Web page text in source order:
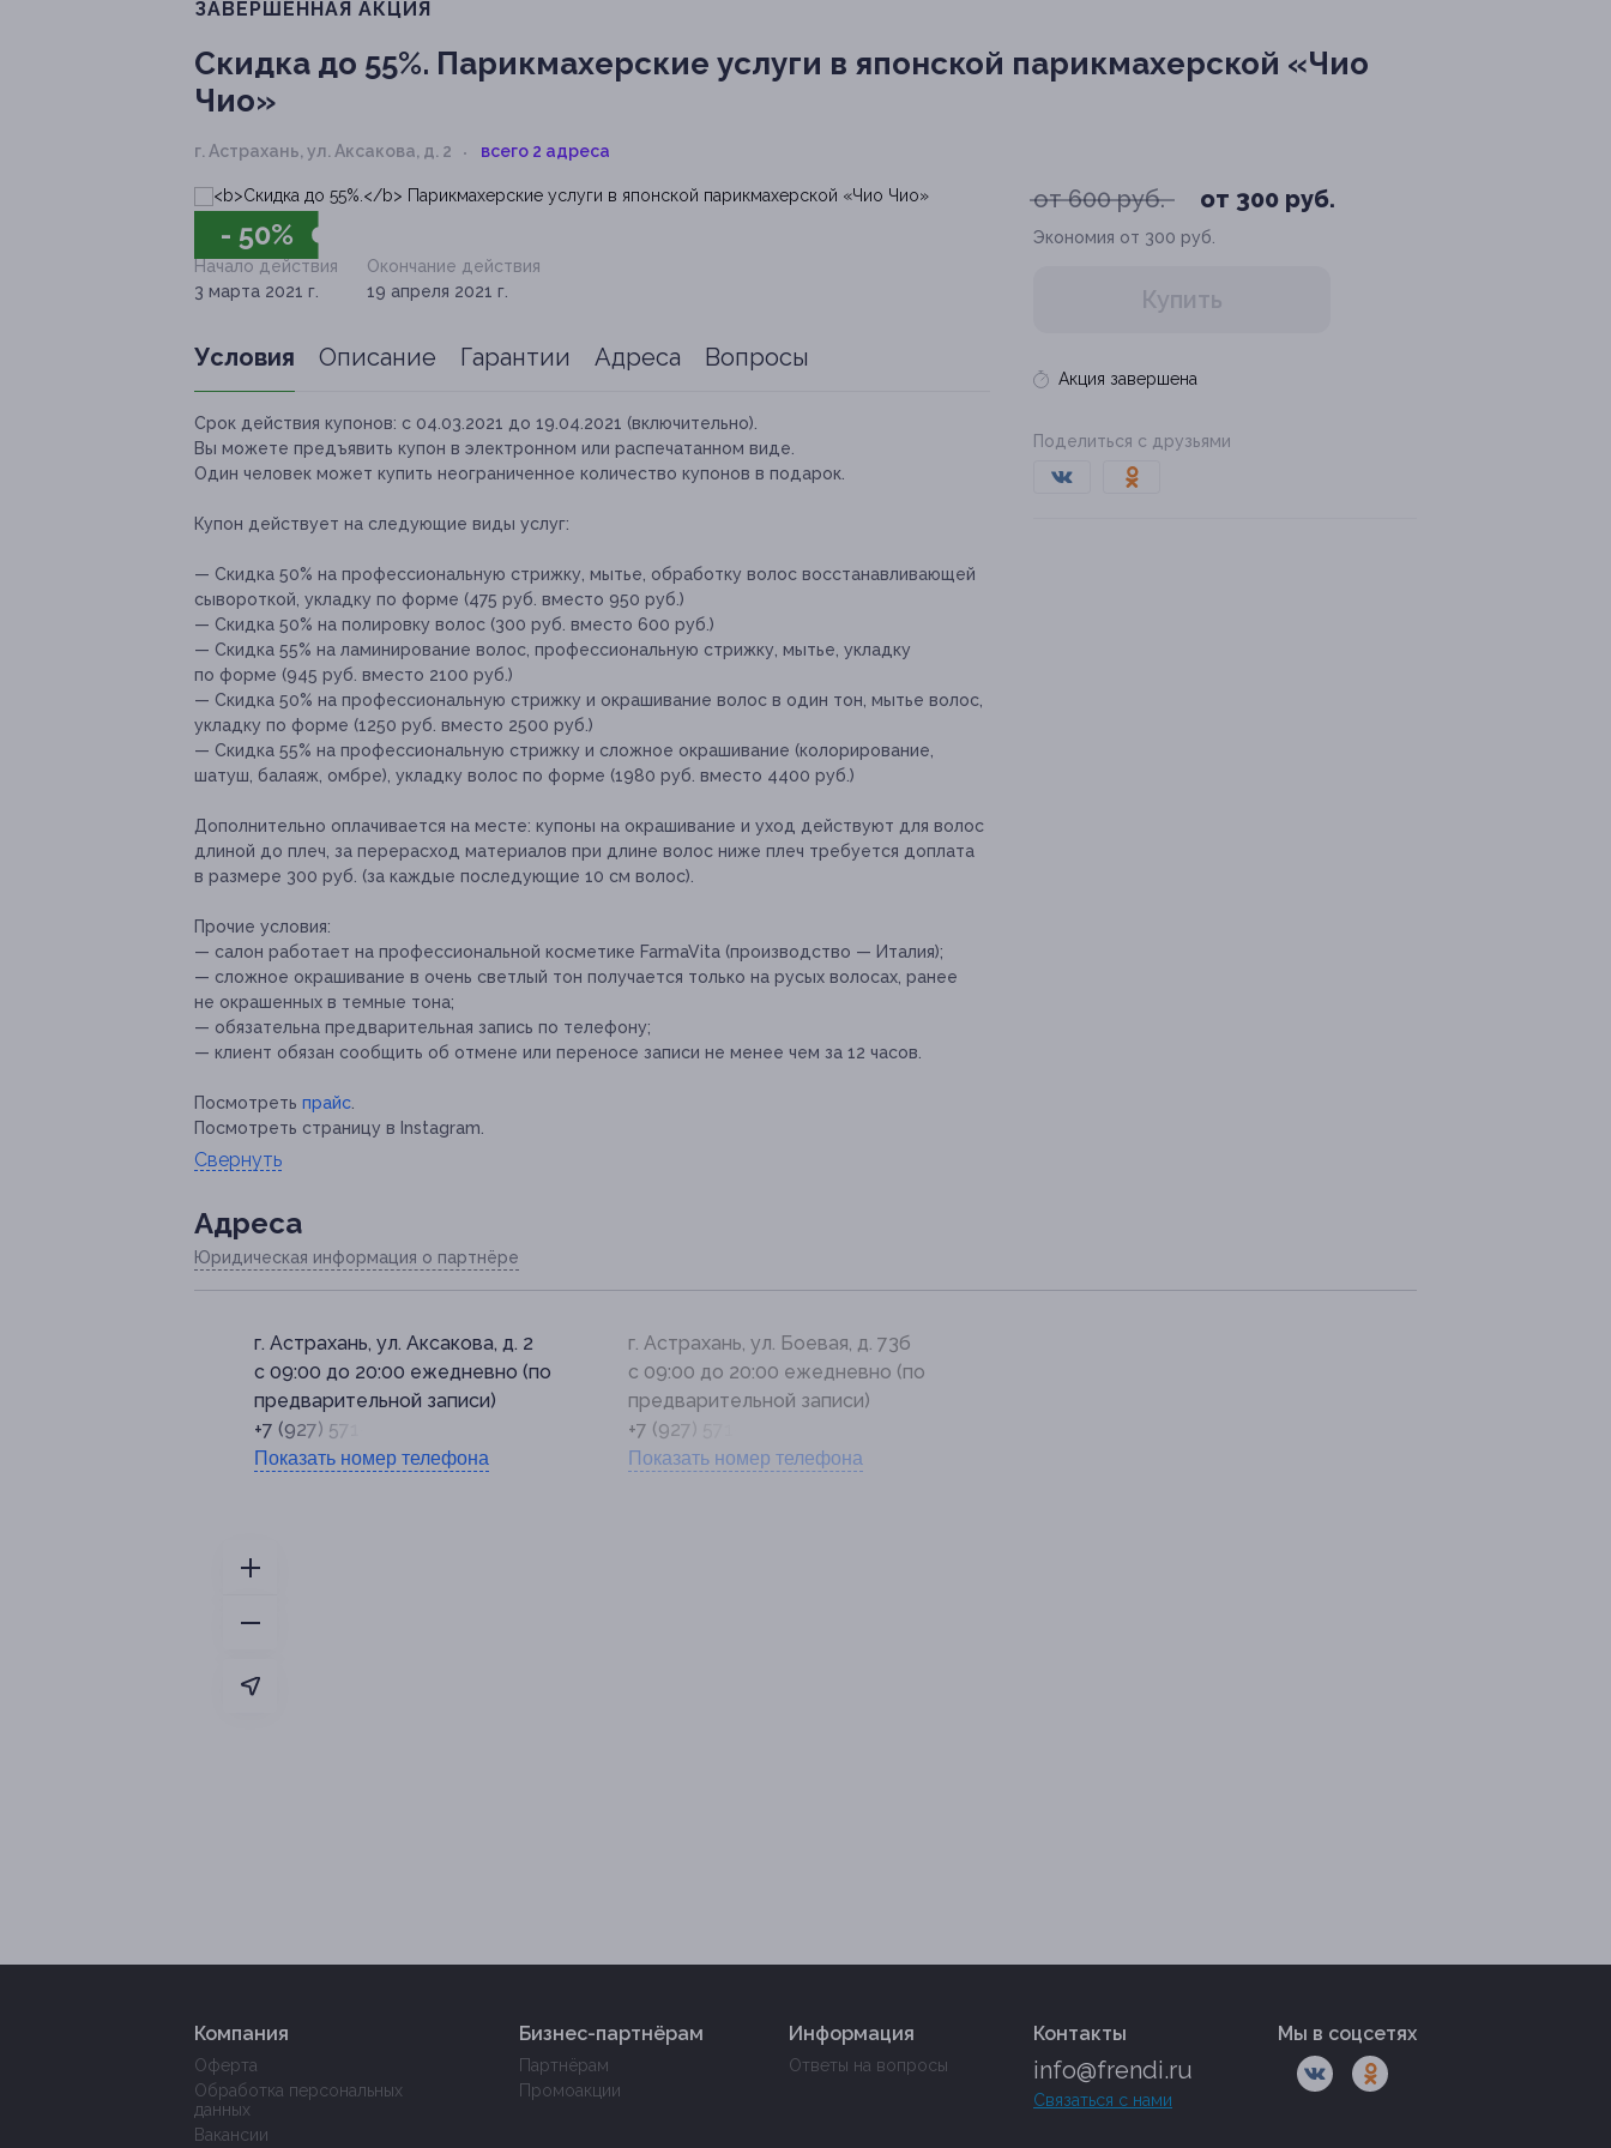
ЗАВЕРШЁННАЯ АКЦИЯ
Скидка до 55%. Парикмахерские услуги в японской парикмахерской «Чио
Чио»
г. Астрахань, ул. Аксакова, д. 2 всего 2 адреса
- 50%
от 600 руб. от 300 руб.
Экономия от 300 руб.
Купить
Акция завершена
Поделиться с друзьями
Начало действия
3 марта 2021 г.
Окончание действия
19 апреля 2021 г.
Условия Описание Гарантии Адреса Вопросы
Срок действия купонов: с 04.03.2021 до 19.04.2021 (включительно).
Вы можете предъявить купон в электронном или распечатанном виде.
Один человек может купить неограниченное количество купонов в подарок.
Купон действует на следующие виды услуг:
— Скидка 50% на профессиональную стрижку, мытье, обработку волос восстанавливающей
сывороткой, укладку по форме (475 руб. вместо 950 руб.)
— Скидка 50% на полировку волос (300 руб. вместо 600 руб.)
— Скидка 55% на ламинирование волос, профессиональную стрижку, мытье, укладку
по форме (945 руб. вместо 2100 руб.)
— Скидка 50% на профессиональную стрижку и окрашивание волос в один тон, мытье волос,
укладку по форме (1250 руб. вместо 2500 руб.)
— Скидка 55% на профессиональную стрижку и сложное окрашивание (колорирование,
шатуш, балаяж, омбре), укладку волос по форме (1980 руб. вместо 4400 руб.)
Дополнительно оплачивается на месте: купоны на окрашивание и уход действуют для волос
длиной до плеч, за перерасход материалов при длине волос ниже плеч требуется доплата
в размере 300 руб. (за каждые последующие 10 см волос).
Прочие условия:
— салон работает на профессиональной косметике FarmaVita (производство — Италия);
— сложное окрашивание в очень светлый тон получается только на русых волосах, ранее
не окрашенных в темные тона;
— обязательна предварительная запись по телефону;
— клиент обязан сообщить об отмене или переносе записи не менее чем за 12 часов.
Посмотреть прайс
Посмотреть страницу в Instagram.
Свернуть
Адресa
Юридическая информация о партнёре
г. Астрахань, ул. Аксакова, д. 2
с 09:00 до 20:00 ежедневно (по
предварительной записи)
+7 (927) 571-59-24
Показать номер телефона
г. Астрахань, ул. Боевая, д. 73б
с 09:00 до 20:00 ежедневно (по
предварительной записи)
+7 (927) 571-59-24
Показать номер телефона
Компания
Оферта
Обработка персональных
данных
Вакансии
Бизнес-партнёрам
Партнёрам
Промоакции
Информация
Ответы на вопросы
Контакты
info@frendi.ru
Связаться с нами
Мы в соцсетях